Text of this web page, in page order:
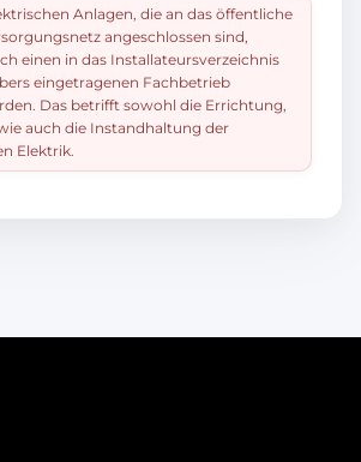
Anlagen, die an das öffentliche
angeschlossen sind,
einen in das Installateursverzeichnis
eingetragenen Fachbetrieb
Das betrifft sowohl die Errichtung,
auch die Instandhaltung der
Elektrik.